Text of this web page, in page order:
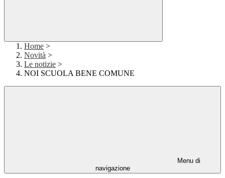
Home >
Novità >
Le notizie >
NOI SCUOLA BENE COMUNE
Menu di
navigazione